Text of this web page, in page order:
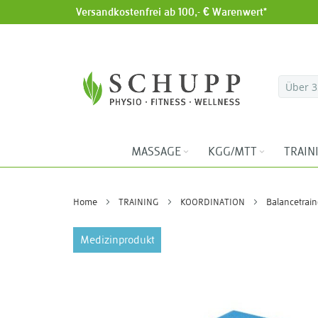
Direkt zum Inhalt
Versandkostenfrei ab 100,- € Warenwert*
MASSAGE KGG/MTT
Home TRAINING KOORDINATION
Zum
Medizinprodukt